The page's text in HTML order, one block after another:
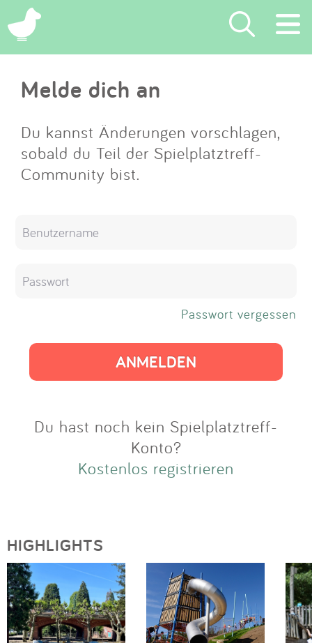
×
Suchen
Eintragen
App
Impressum
Anmelden
Melde dich an
Du kannst Änderungen vorschlagen,
sobald du Teil der Spielplatztreff-
Community bist.
Passwort vergessen
Du hast noch kein Spielplatztreff-
Konto?
Kostenlos registrieren
HIGHLIGHTS